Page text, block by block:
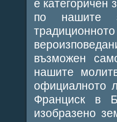
е категоричен
по нашите
възможен
нашите
официалното
Франциск в
изобразено